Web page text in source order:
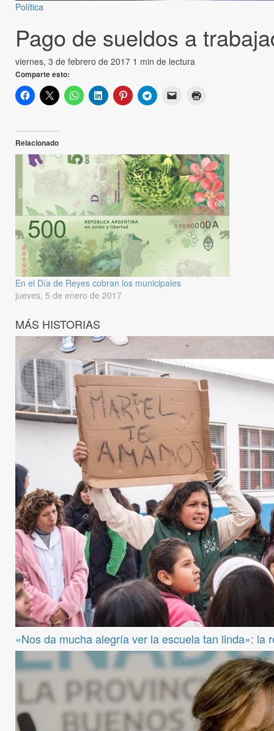
Política
Pago de sueldos a
viernes, 3 de febrero de 2017 1 min de lectura
Comparte esto:
Relacionado
En el Día de Reyes cobran los municipales
jueves, 5 de enero de 2017
MÁS HISTORIAS
«Nos da mucha alegría ver la escuela tan linda»: la